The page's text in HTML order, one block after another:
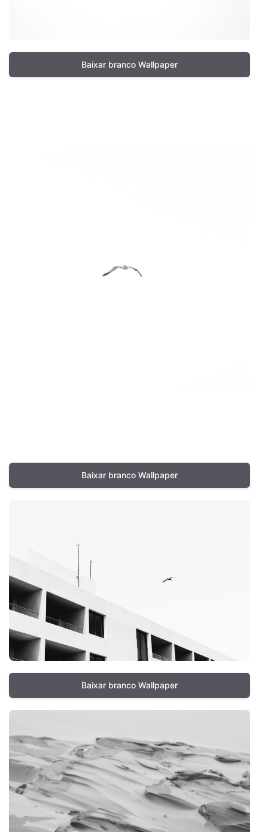
Baixar branco Wallpaper
Baixar branco Wallpaper
Baixar branco Wallpaper